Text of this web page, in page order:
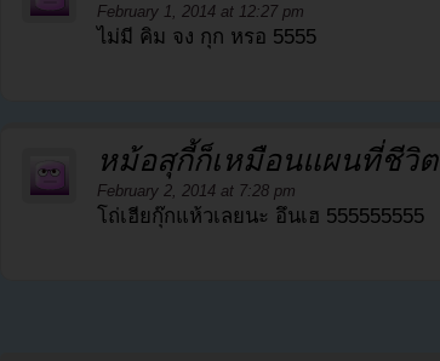
February 1, 2014 at 12:27 pm
ไม่มี คิม จง กุก หรอ 5555
หม้อสุกี้ก็เหมือนแผนที่ชีวิต
February 2, 2014 at 7:28 pm
โถ่เฮียกุ๊กแห้วเลยนะ อึนเฮ 555555555